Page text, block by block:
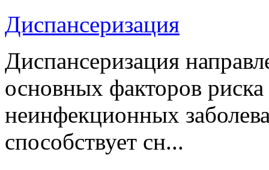
Диспансеризация
Диспансеризация
основных факторов
неинфекционных
способствует сн...